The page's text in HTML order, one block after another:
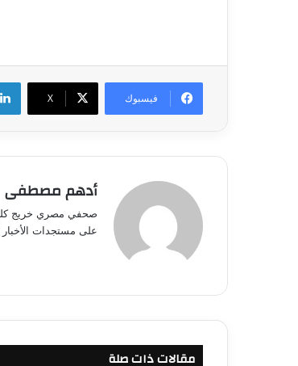
فيسبوك ‫X
أدهم مصطفى
صحفي مصري خريج كلية
على مستجدات
مقالات ذات صلة